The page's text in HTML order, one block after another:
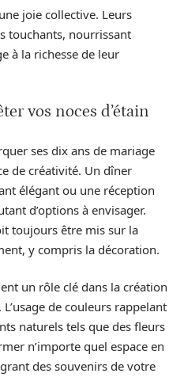
joie collective. Leurs
touchants, nourrissant
à la richesse de leur
vos noces d’étain
ses dix ans de mariage
de créativité. Un dîner
élégant ou une réception
d’options à envisager.
toujours être mis sur la
y compris la décoration.
un rôle clé dans la création
de couleurs rappelant
naturels tels que des fleurs
n’importe quel espace en
des souvenirs de votre